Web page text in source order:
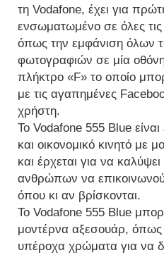
τη Vodafone, έχει για
ενσωματωμένο σε όλες τις
όπως την εμφάνιση όλων
φωτογραφιών σε μία οθόνη.
πλήκτρο «F» το οποίο
με τις αγαπημένες
χρήστη.
To Vodafone 555 Blue
και οικονομικό κινητό με
και έρχεται για να
ανθρώπων να
όπου κι αν βρίσκονται.
Το Vodafone 555 Blue
μοντέρνα αξεσουάρ, όπως
υπέροχα χρώματα για να